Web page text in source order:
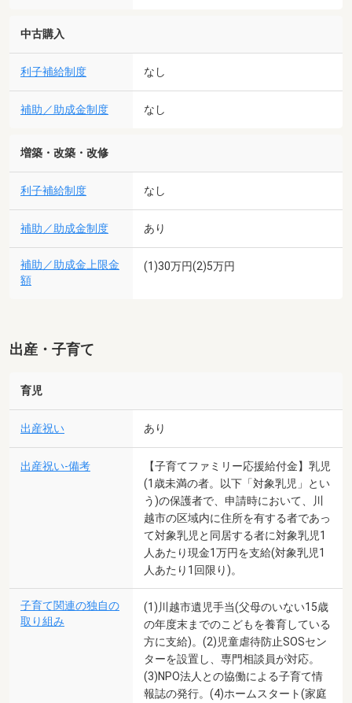
中古購入
利子補給制度 なし
補助／助成金制度 なし
増築・改築・改修
利子補給制度 なし
補助／助成金制度 あり
補助／助成金上限金
額
(1)30万円(2)5万円
出産・子育て
育児
出産祝い あり
出産祝い-備考
【子育てファミリー応援給付金】乳児
(1歳未満の者。以下「対象乳児」とい
う)の保護者で、申請時において、川
越市の区域内に住所を有する者であっ
て対象乳児と同居する者に対象乳児1
人あたり現金1万円を支給(対象乳児1
人あたり1回限り)。
子育て関連の独自の
取り組み
(1)川越市遺児手当(父母のいない15歳
の年度末までのこどもを養育している
方に支給)。(2)児童虐待防止SOSセン
ターを設置し、専門相談員が対応。
(3)NPO法人との協働による子育て情
報誌の発行。(4)ホームスタート(家庭